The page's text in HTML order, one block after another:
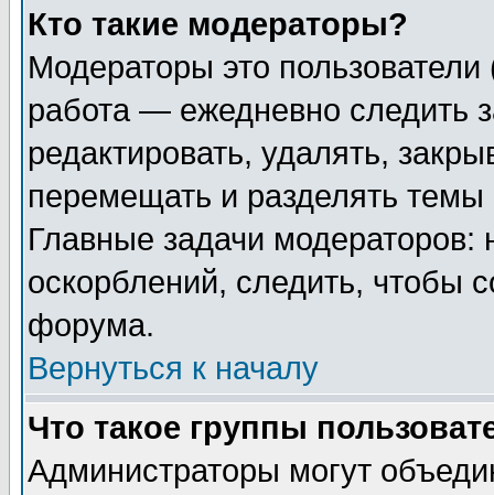
Кто такие модераторы?
Модераторы это
работа — ежедневно следить
редактировать, удалять,
перемещать и разделять
Главные задачи
оскорблений, следить, чтобы
форума.
Вернуться к началу
Что такое группы
Администраторы могут